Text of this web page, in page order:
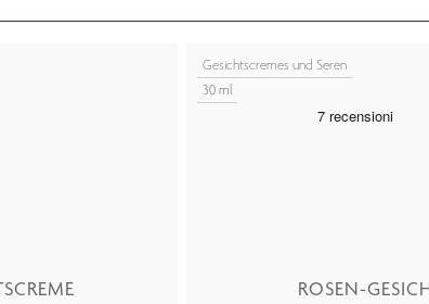
Gesichtscremes und Seren
30 ml
ROSEN-